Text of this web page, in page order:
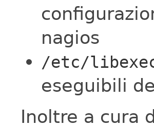
nagios
/etc/
eseguibili
Inoltre a cura